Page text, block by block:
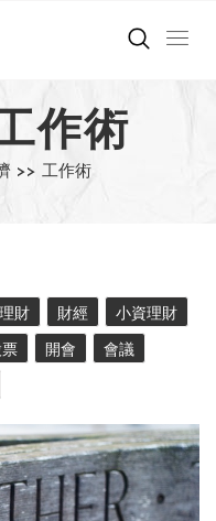
作術
>> 工作術
理財 財經 小資理財
開會 會議